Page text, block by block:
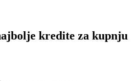
kredite za kupnju